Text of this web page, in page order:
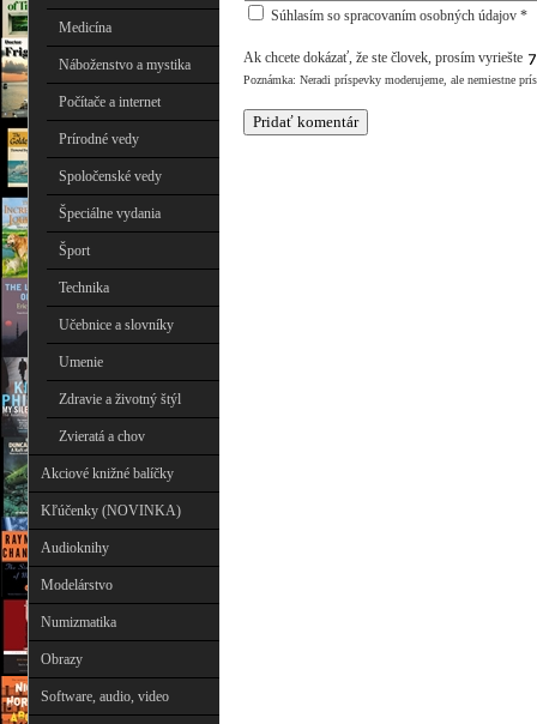
Medicína
Náboženstvo a mystika
Počítače a internet
Prírodné vedy
Spoločenské vedy
Špeciálne vydania
Šport
Technika
Učebnice a slovníky
Umenie
Zdravie a životný štýl
Zvieratá a chov
Akciové knižné balíčky
Kľúčenky (NOVINKA)
Audioknihy
Modelárstvo
Numizmatika
Obrazy
Software, audio, video
Súhlasím so spracovaním osobných údajov *
Ak chcete dokázať, že ste človek, prosím vyriešte
Poznámka: Neradi príspevky moderujeme, ale nemiestne